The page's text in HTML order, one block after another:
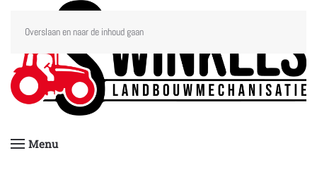
Overslaan en naar de inhoud gaan
Menu